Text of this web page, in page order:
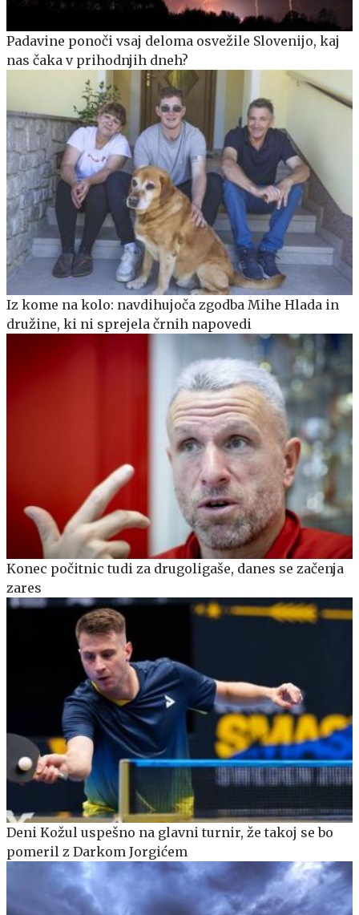
Padavine ponoči vsaj deloma osvežile Slovenijo, kaj
nas čaka v prihodnjih dneh?
Iz kome na kolo: navdihujoča zgodba Mihe Hlada in
družine, ki ni sprejela črnih napovedi
Konec počitnic tudi za drugoligaše, danes se začenja
zares
Deni Kožul uspešno na glavni turnir, že takoj se bo
pomeril z Darkom Jorgićem